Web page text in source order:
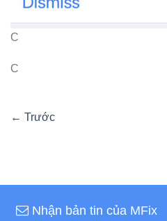
C
C
← Trước
Nhận bản tin của MFix